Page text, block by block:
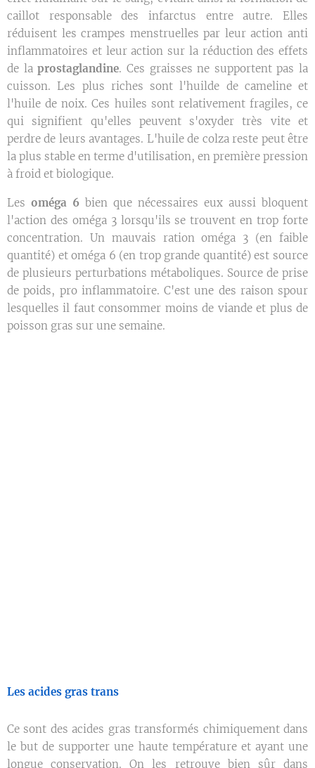
caillot responsable des infarctus entre autre. Elles
réduisent les crampes menstruelles par leur action anti
inflammatoires et leur action sur la réduction des effets
de laprostaglandine. Ces graisses ne supportent pas la
cuisson. Les plus riches sont l'huilde de cameline et
l'huile de noix. Ces huiles sont relativement fragiles, ce
qui signifient qu'elles peuvent s'oxyder très vite et
perdre de leurs avantages. L'huile de colza reste peut être
la plus stable en terme d'utilisation, en première pression
à froid et biologique.
Les oméga 6 bien que nécessaires eux aussi bloquent
l'action des oméga 3 lorsqu'ils se trouvent en trop forte
concentration. Un mauvais ration oméga 3 (en faible
quantité) et oméga 6 (en trop grande quantité) est source
de plusieurs perturbations métaboliques. Source de prise
de poids, pro inflammatoire. C'est une des raison spour
lesquelles il faut consommer moins de viande et plus de
poisson gras sur une semaine.
Les acides gras trans
Ce sont des acides gras transformés chimiquement dans
le but de supporter une haute température et ayant une
longue conservation. On les retrouve bien sûr dans